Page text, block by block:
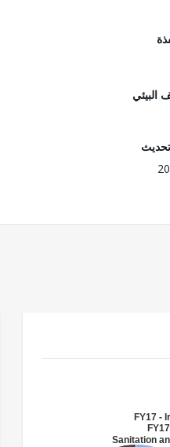
البيئي
FY17 -
Sanitation